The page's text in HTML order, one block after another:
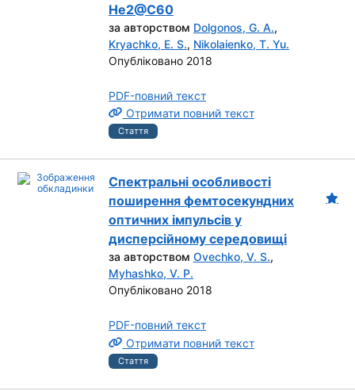
Не2@C60
за авторством Dolgonos, G. A.,
Kryachko, E. S., Nikolaienko, T. Yu.
Опубліковано 2018
PDF-повний текст
Отримати повний текст
Стаття
Спектральні особливості
поширення фемтосекундних
оптичних імпульсів у
дисперсійному середовищі
за авторством Ovechko, V. S.,
Myhashko, V. P.
Опубліковано 2018
PDF-повний текст
Отримати повний текст
Стаття